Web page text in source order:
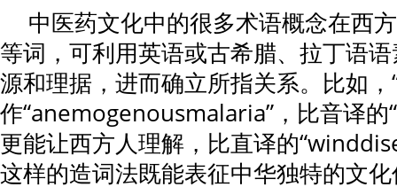
中医药文化中的很多术语概念在西
等词，可利用英语或古希腊、拉丁语
源和理据，进而确立所指关系。比如，
作“anemogenousmalaria”，比音译的
更能让西方人理解，比直译的
这样的造词法既能表征中华独特的文